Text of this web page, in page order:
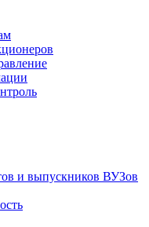
и выпускников ВУЗов